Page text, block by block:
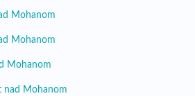
Mohanom
Mohanom
Mohanom
nad Mohanom